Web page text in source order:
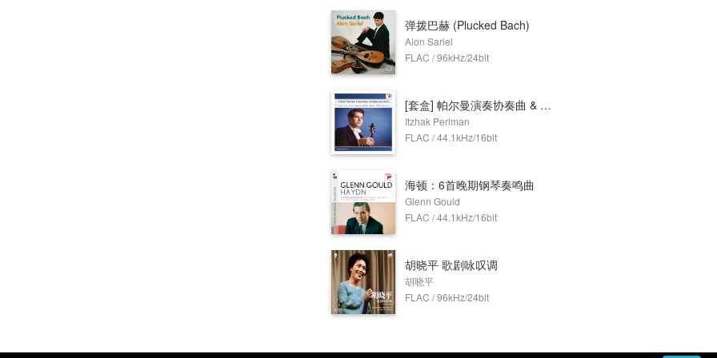
弹拨巴赫 (Plucked Bach)
Alon Sariel
FLAC / 96kHz/24bit
[套盒] 帕尔曼演奏协奏曲 & 奏鸣曲 (9 Discs)
Itzhak Perlman
FLAC / 44.1kHz/16bit
海顿：6首晚期钢琴奏鸣曲
Glenn Gould
FLAC / 44.1kHz/16bit
胡晓平 歌剧咏叹调
胡晓平
FLAC / 96kHz/24bit